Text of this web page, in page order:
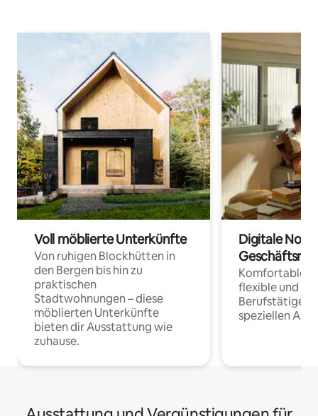
Voll möblierte Unterkünfte
Von ruhigen Blockhütten in
den Bergen bis hin zu
praktischen
Stadtwohnungen – diese
möblierten Unterkünfte
bieten dir Ausstattung wie
zuhause.
Digitale
Komfortable
flexible und
Berufstätige
speziellen